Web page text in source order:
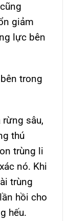
giảm
lực bên
trong
sâu,
thú
trùng li
nó. Khi
trùng
hồi cho
hếu.